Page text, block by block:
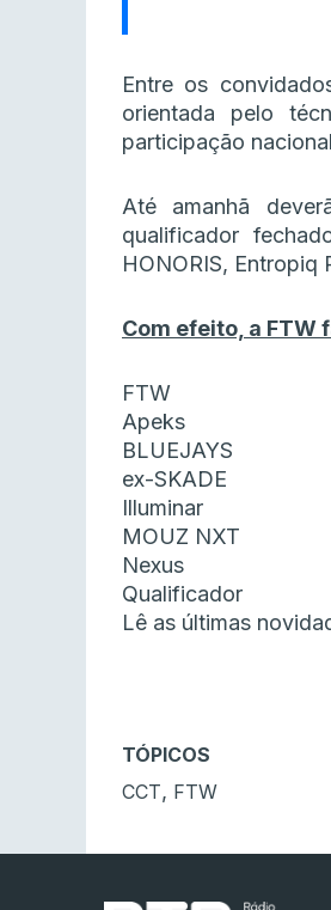
Entre os
orientada pelo
participação
Até amanhã
qualificador
HONORIS, Entropiq
Com efeito, a FTW
FTW
Apeks
BLUEJAYS
ex-SKADE
Illuminar
MOUZ NXT
Nexus
Qualificador
Lê as últimas
TÓPICOS
CCT, FTW